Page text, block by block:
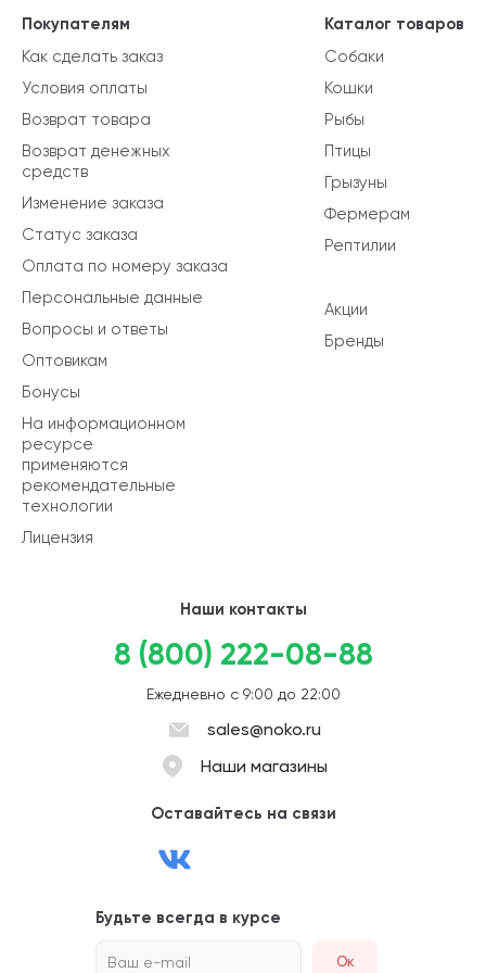
Каталог товаров
Собаки
Кошки
Рыбы
Птицы
Грызуны
Фермерам
Рептилии
Акции
Бренды
Покупателям
Как сделать заказ
Условия оплаты
Возврат товара
Возврат денежных
средств
Изменение заказа
Статус заказа
Оплата по номеру заказа
Персональные данные
Вопросы и ответы
Оптовикам
Бонусы
На информационном
ресурсе
применяются
рекомендательные
технологии
Лицензия
Наши контакты
8 (800) 222-08-88
Ежедневно с 9:00 до 22:00
sales@noko.ru
Наши магазины
Оставайтесь на связи
Будьте всегда в курсе
Ваш e-mail